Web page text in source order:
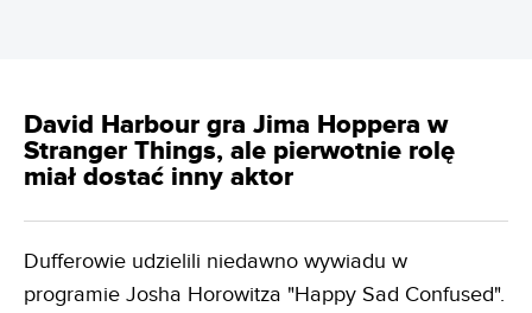
David Harbour gra Jima Hoppera w
Stranger Things, ale pierwotnie rolę
miał dostać inny aktor
Dufferowie udzielili niedawno wywiadu w
programie Josha Horowitza "Happy Sad Confused".